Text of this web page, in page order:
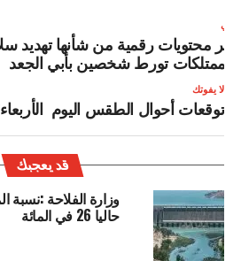
محتويات رقمية من شأنها تهديد
تورط شخصين بأبي الجعد
لا يفوتك
توقعات أحوال الطقس اليوم الأربعاء16 ابريل
قد يعجبك
وزارة الفلاحة :نسبة
حاليا 26 في المائة